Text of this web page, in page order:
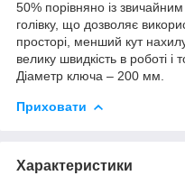
50% порівняно із
голівку, що дозволяє
просторі, менший кут
велику швидкість в роботі
Діаметр ключа – 200 мм.
Приховати
Характеристики